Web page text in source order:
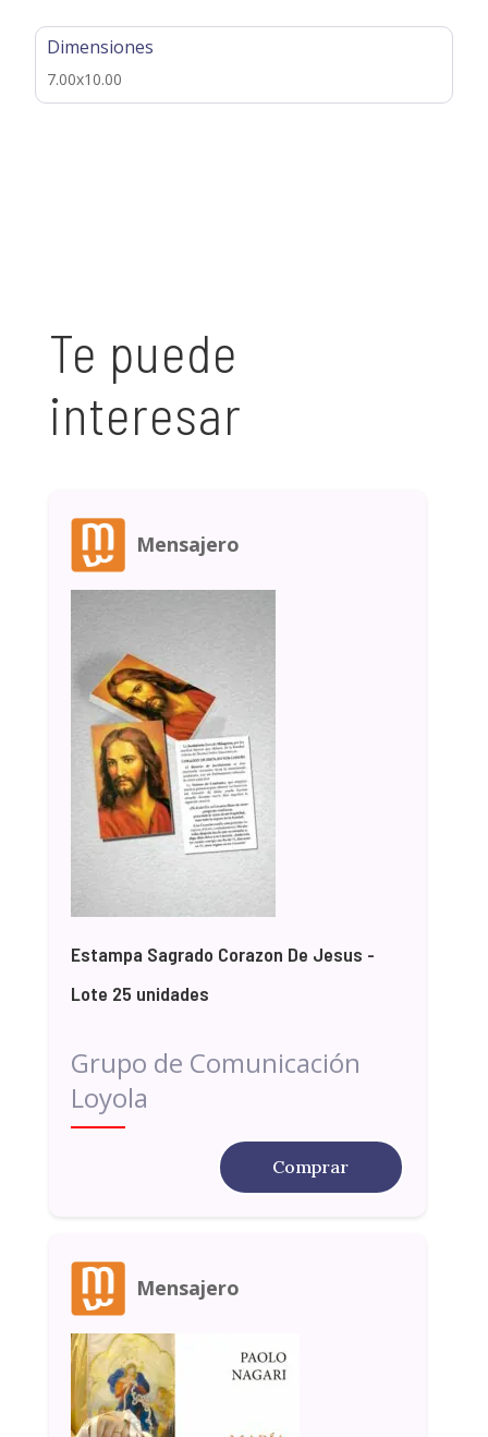
Dimensiones
7.00x10.00
Te puede
interesar
Mensajero
Estampa Sagrado Corazon De Jesus -
Lote 25 unidades
Grupo de Comunicación
Loyola
Comprar
Mensajero